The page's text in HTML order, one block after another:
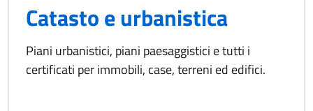
Catasto e urbanistica
Piani urbanistici, piani paesaggistici e tutti i
certificati per immobili, case, terreni ed edifici.